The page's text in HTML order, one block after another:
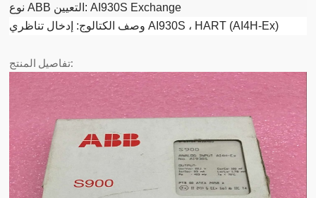
نوع ABB التعيين: AI930S Exchange
وصف الكتالوج: إدخال تناظري AI930S ، HART (AI4H-Ex)
تفاصيل المنتج: